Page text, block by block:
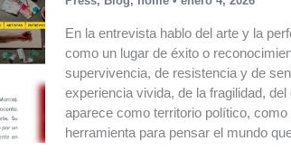
En la entrevista hablo del arte y la
como un lugar de éxito o
supervivencia, de resistencia y de
experiencia vivida, de la fragilidad,
aparece como territorio político,
herramienta para pensar el mundo